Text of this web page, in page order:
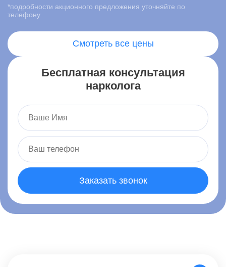
Москва
*подробности акционного предложения уточняйте по
телефону
Смотреть все цены
Бесплатная консультация
нарколога
Заказать звонок